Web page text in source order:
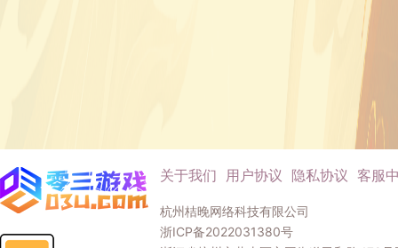
关于我们 用户协议 隐私协议 客服
杭州桔晚网络科技有限公司
浙ICP备2022031380号